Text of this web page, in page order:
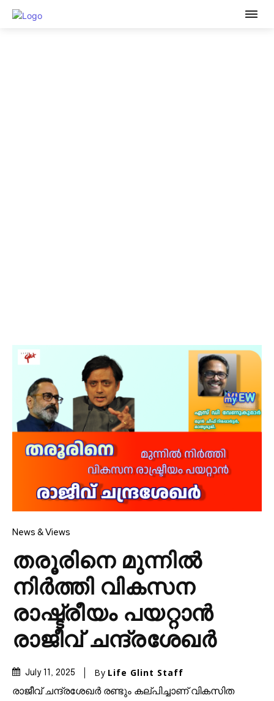
News & Views
തരൂരിനെ മുന്നിൽ
നിർത്തി വികസന
രാഷ്ട്രീയം പയറ്റാൻ
രാജീവ് ചന്ദ്രശേഖർ
July 11, 2025 By Life Glint Staff
രാജീവ് ചന്ദ്രശേഖർ രണ്ടും കല്പിച്ചാണ് വികസിത